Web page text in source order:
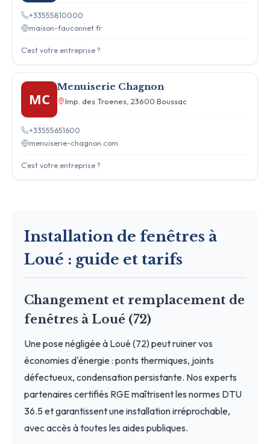
+33555810000
maison-fauconnet.fr
C'est votre entreprise ?
MC
Menuiserie Chagnon
Imp. des Troenes, 23600 Boussac
+33555651600
menuiserie-chagnon.com
C'est votre entreprise ?
Installation de fenêtres à
Loué : guide et tarifs
Changement et remplacement de
fenêtres à Loué (72)
Une pose négligée à Loué (72) peut ruiner vos
économies d'énergie : ponts thermiques, joints
défectueux, condensation persistante. Nos experts
partenaires certifiés RGE maîtrisent les normes DTU
36.5 et garantissent une installation irréprochable,
avec accès à toutes les aides publiques.